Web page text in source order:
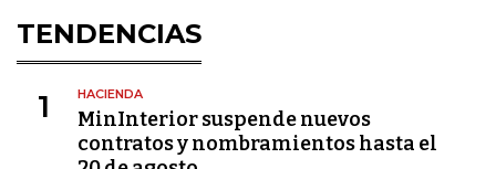
TENDENCIAS
1 HACIENDA
MinInterior suspende nuevos
contratos y nombramientos hasta el